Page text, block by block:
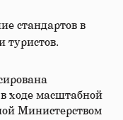
стандартов в
туристов.
ходе масштабной
Министерством